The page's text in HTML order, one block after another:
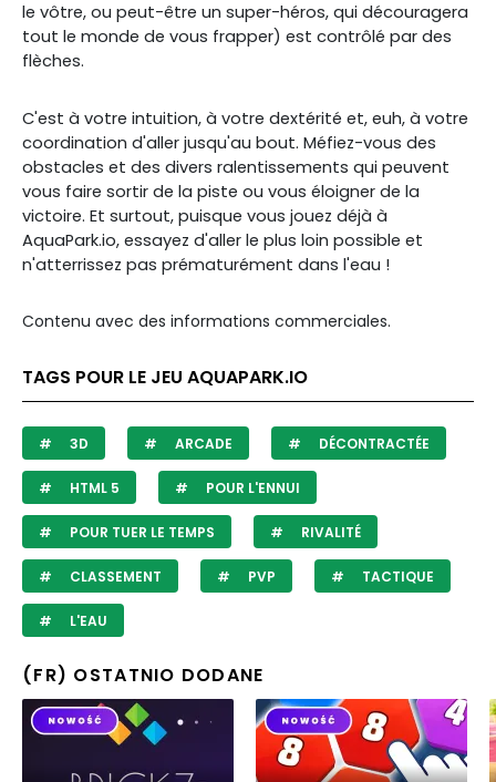
le vôtre, ou peut-être un super-héros, qui découragera
tout le monde de vous frapper) est contrôlé par des
flèches.
C'est à votre intuition, à votre dextérité et, euh, à votre
coordination d'aller jusqu'au bout. Méfiez-vous des
obstacles et des divers ralentissements qui peuvent
vous faire sortir de la piste ou vous éloigner de la
victoire. Et surtout, puisque vous jouez déjà à
AquaPark.io, essayez d'aller le plus loin possible et
n'atterrissez pas prématurément dans l'eau !
Contenu avec des informations commerciales.
TAGS POUR LE JEU AQUAPARK.IO
3D ARCADE DÉCONTRACTÉE
HTML 5 POUR L'ENNUI
POUR TUER LE TEMPS RIVALITÉ
CLASSEMENT PVP TACTIQUE
L'EAU
(FR) OSTATNIO DODANE